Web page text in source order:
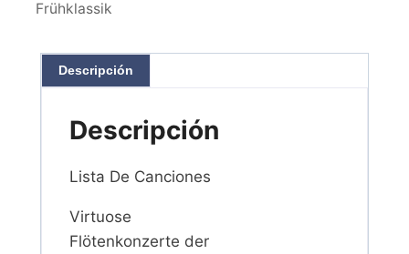
Frühklassik
Descripción
Descripción
Lista De Canciones
Virtuose
Flötenkonzerte der